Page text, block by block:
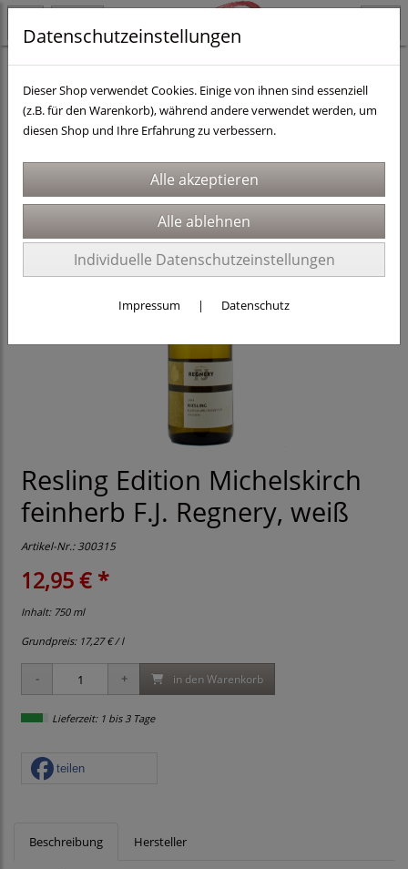
Resling Edition Michelskirch
feinherb F.J. Regnery, weiß
Artikel-Nr.:300315
12,95 € *
Inhalt: 750 ml
Grundpreis: 17,27 € / l
in den Warenkorb
Lieferzeit: 1 bis 3 Tage
teilen
Beschreibung Hersteller
Datenschutzeinstellungen
Dieser Shop verwendet Cookies. Einige von ihnen sind essenziell
(z.B. für den Warenkorb), während andere verwendet werden, um
diesen Shop und Ihre Erfahrung zu verbessern.
Individuelle Datenschutzeinstellungen
Impressum | Datenschutz